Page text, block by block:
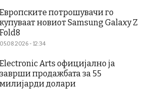
Европските потрошувачи го
купуваат новиот Samsung Galaxy Z
Fold8
05.08.2026 - 12:34
Electronic Arts официјално ја
заврши продажбата за 55
милијарди долари